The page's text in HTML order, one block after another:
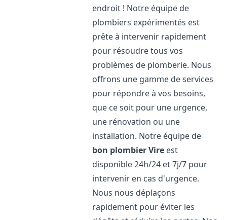
endroit ! Notre équipe de
plombiers expérimentés est
prête à intervenir rapidement
pour résoudre tous vos
problèmes de plomberie. Nous
offrons une gamme de services
pour répondre à vos besoins,
que ce soit pour une urgence,
une rénovation ou une
installation. Notre équipe de
bon plombierVire est
disponible 24h/24 et 7j/7 pour
intervenir en cas d'urgence.
Nous nous déplaçons
rapidement pour éviter les